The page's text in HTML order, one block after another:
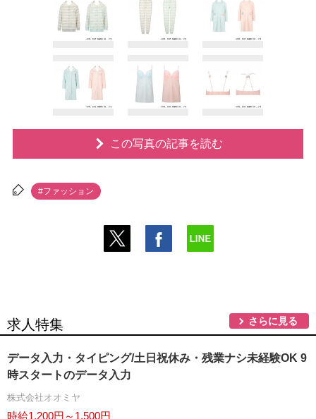
この写真の記事を読む
#ファッション
求人特集 さらに見る
データ入力・タイピング/土日祝休み・残業ナシ未経験OK 9
時スタートのデータ入力
株式会社オオミヤ
時給1,200円～1,500円